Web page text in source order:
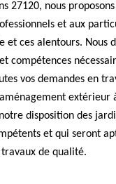
27120, nous
et aux
et ces alentours. Nous
compétences
vos demandes en
extérieur
disposition des
et qui seront
de qualité.